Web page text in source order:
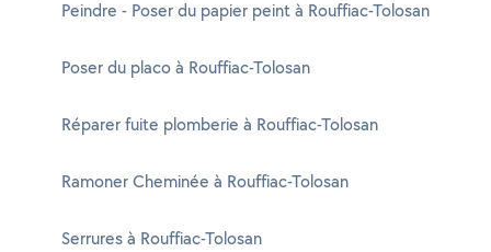
Peindre - Poser du papier peint à Rouffiac-Tolosan
Poser du placo à Rouffiac-Tolosan
Réparer fuite plomberie à Rouffiac-Tolosan
Ramoner Cheminée à Rouffiac-Tolosan
Serrures à Rouffiac-Tolosan